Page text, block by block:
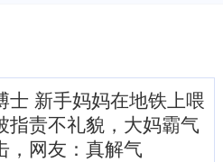
士 新手妈妈在地铁上喂
指责不礼貌，大妈霸气
，网友：真解气